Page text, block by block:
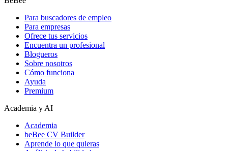
Para buscadores de empleo
Para empresas
Ofrece tus servicios
Encuentra un profesional
Blogueros
Sobre nosotros
Cómo funciona
Ayuda
Premium
Academia y AI
Academia
beBee CV Builder
Aprende lo que quieras